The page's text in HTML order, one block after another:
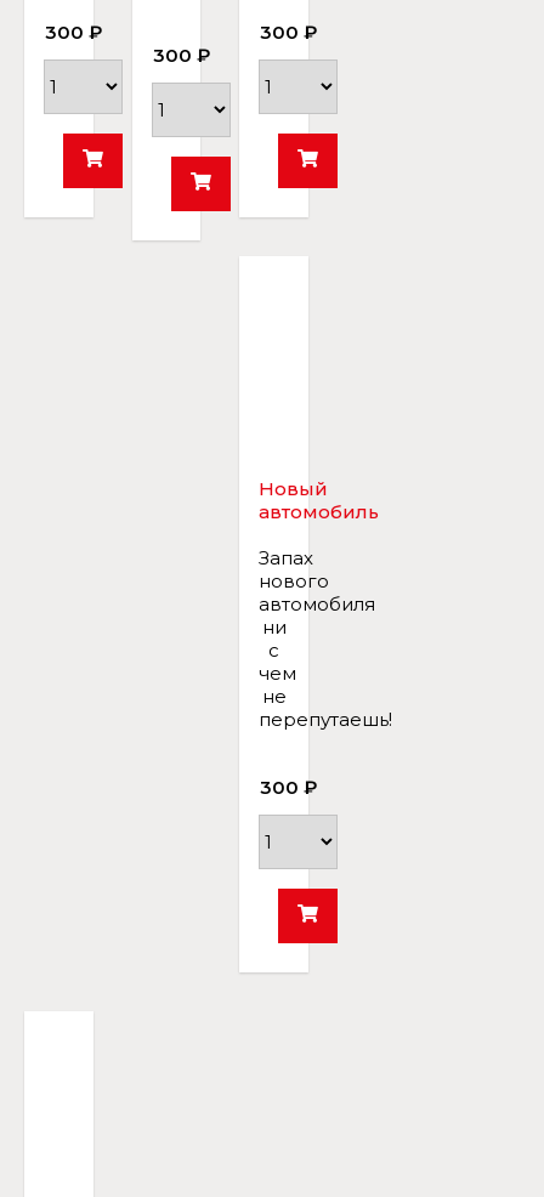
300 ₽
300 ₽
300 ₽
Новый
автомобиль
Запах
нового
автомобиля
ни
с
чем
не
перепутаешь!
300 ₽